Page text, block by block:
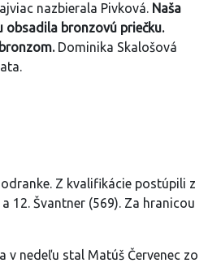
nazbierala Pivková. Naša
obsadila bronzovú priečku.
Dominika Skalošová
Z kvalifikácie postúpili z
12. Švantner (569). Za hranicou
v nedeľu stal Matúš Červenec zo